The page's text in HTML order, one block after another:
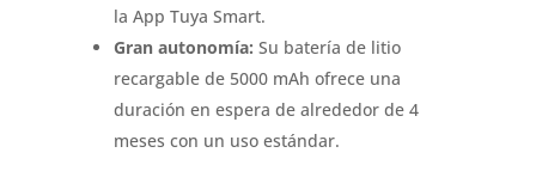
la App Tuya Smart.
Gran autonomía: Su batería de litio
recargable de 5000 mAh ofrece una
duración en espera de alrededor de 4
meses con un uso estándar.